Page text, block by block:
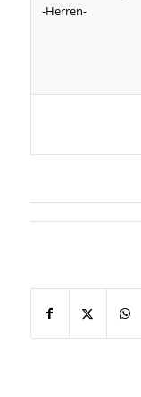
-Herren-